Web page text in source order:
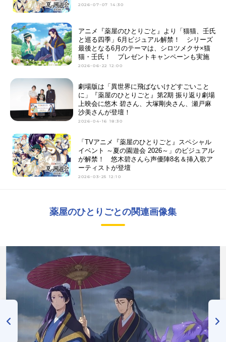
2026-07-07 14:30
アニメ『薬屋のひとりごと』より「猫猫、壬氏
と巡る四季」6月ビジュアル解禁！ シリーズ
最後となる6月のテーマは、シロツメクサ×猫
猫・壬氏！ プレゼントキャンペーンも実施
2026-06-22 12:00
劇場版は「異世界に飛ばないけどすごいこと
に」『薬屋のひとりごと』第2期 振り返り劇場
上映会に悠木 碧さん、大塚剛央さん、瀬戸麻
沙美さんが登壇！
2026-04-16 18:30
「TVアニメ『薬屋のひとりごと』スペシャル
イベント ～夏の園遊会 2026～」のビジュアル
が解禁！ 悠木碧さんら声優陣8名＆挿入歌ア
ーティストが登壇
2026-03-25 12:10
薬屋のひとりごとの関連画像集